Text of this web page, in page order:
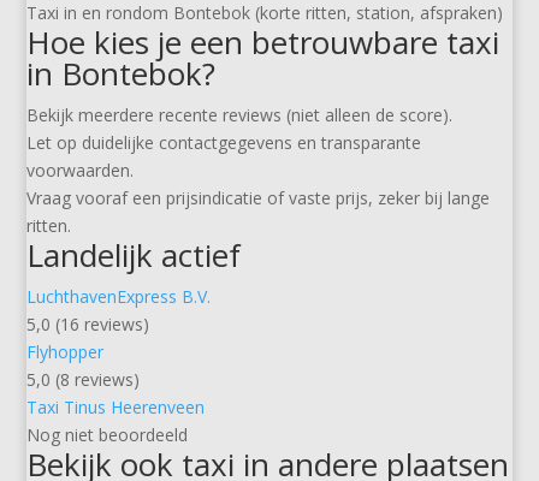
Taxi in en rondom Bontebok (korte ritten, station, afspraken)
Hoe kies je een betrouwbare taxi
in Bontebok?
Bekijk meerdere recente reviews (niet alleen de score).
Let op duidelijke contactgegevens en transparante
voorwaarden.
Vraag vooraf een prijsindicatie of vaste prijs, zeker bij lange
ritten.
Landelijk actief
LuchthavenExpress B.V.
5,0 (16 reviews)
Flyhopper
5,0 (8 reviews)
Taxi Tinus Heerenveen
Nog niet beoordeeld
Bekijk ook taxi in andere plaatsen